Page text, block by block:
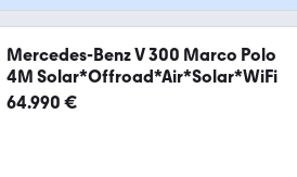
Mercedes-Benz V 300 Marco Polo
4M Solar*Offroad*Air*Solar*WiFi
64.990 €